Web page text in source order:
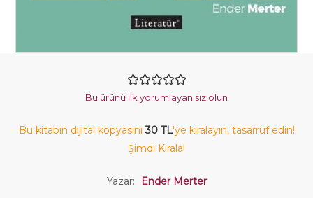
Bu ürünü ilk yorumlayan siz olun
Bu kitabın dijital kopyasını30 TL'ye kiralayın, tasarruf edin!
Şimdi Kirala!
Yazar: Ender Merter